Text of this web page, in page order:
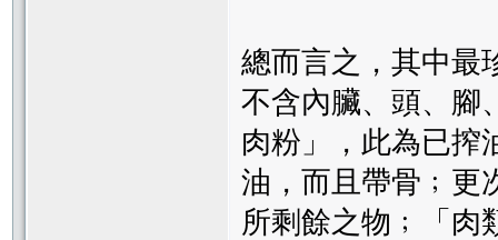
總而言之，其中最
不含內臟、頭、腳
肉粉」，此為已搾
油，而且帶骨﹔更
所剩餘之物﹔「肉